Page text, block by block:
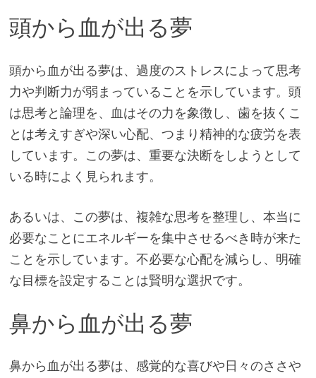
頭から血が出る夢
頭から血が出る夢は、過度のストレスによって思考
力や判断力が弱まっていることを示しています。頭
は思考と論理を、血はその力を象徴し、歯を抜くこ
とは考えすぎや深い心配、つまり精神的な疲労を表
しています。この夢は、重要な決断をしようとして
いる時によく見られます。
あるいは、この夢は、複雑な思考を整理し、本当に
必要なことにエネルギーを集中させるべき時が来た
ことを示しています。不必要な心配を減らし、明確
な目標を設定することは賢明な選択です。
鼻から血が出る夢
鼻から血が出る夢は、感覚的な喜びや日々のささや